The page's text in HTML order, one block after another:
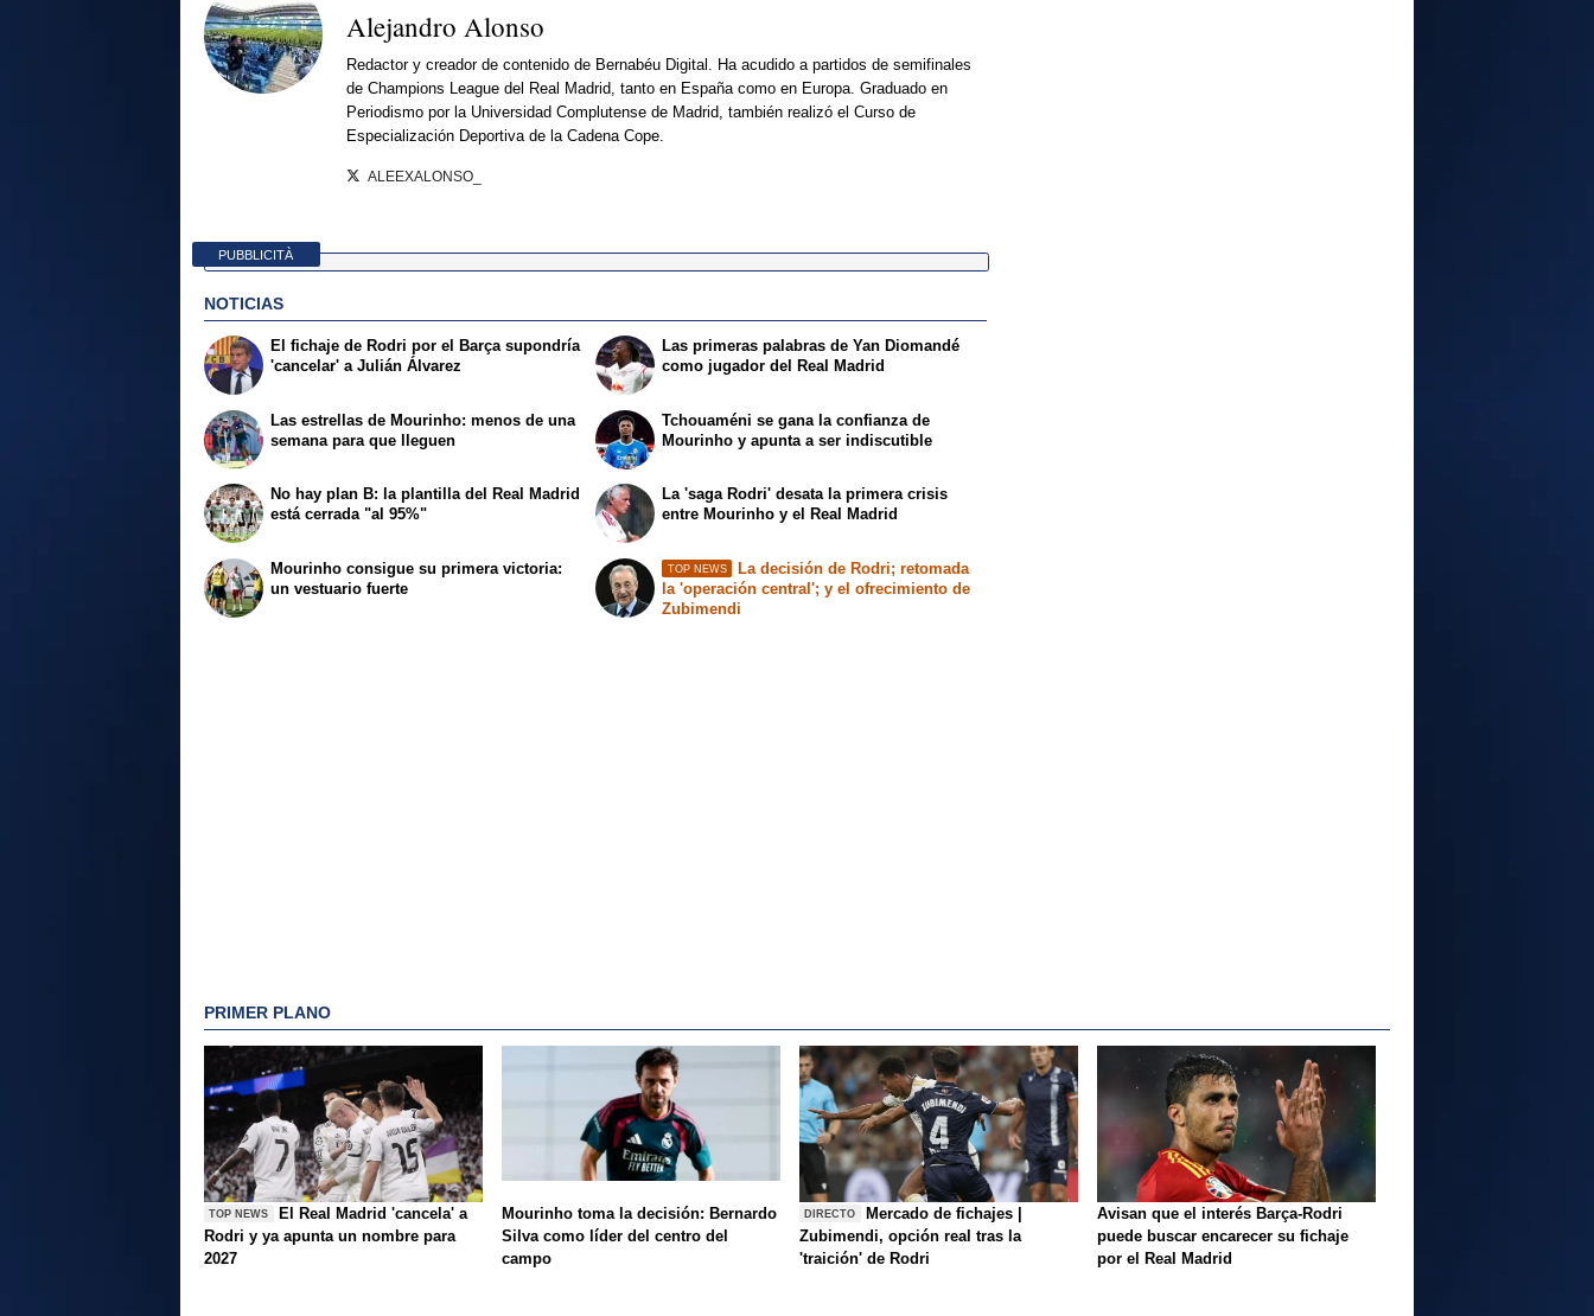
Alejandro Alonso
Redactor y creador de contenido de Bernabéu Digital. Ha acudido a partidos de semifinales
de Champions League del Real Madrid, tanto en España como en Europa. Graduado en
Periodismo por la Universidad Complutense de Madrid, también realizó el Curso de
Especialización Deportiva de la Cadena Cope.
ALEEXALONSO_
PUBBLICITÀ
NOTICIAS
El fichaje de Rodri por el Barça supondría
'cancelar' a Julián Álvarez
Las estrellas de Mourinho: menos de una
semana para que lleguen
Las primeras palabras de Yan Diomandé
como jugador del Real Madrid
Tchouaméni se gana la confianza de
Mourinho y apunta a ser indiscutible
No hay plan B: la plantilla del Real Madrid
está cerrada "al 95%"
Mourinho consigue su primera victoria:
un vestuario fuerte
La 'saga Rodri' desata la primera crisis
entre Mourinho y el Real Madrid
TOP NEWS
La decisión de Rodri; retomada
la 'operación central'; y el ofrecimiento de
Zubimendi
PRIMER PLANO
TOP NEWS
El Real Madrid 'cancela' a
Rodri y ya apunta un nombre para
2027
Mourinho toma la decisión: Bernardo
Silva como líder del centro del
campo
DIRECTO
Mercado de fichajes |
Zubimendi, opción real tras la
'traición' de Rodri
Avisan que el interés Barça-Rodri
puede buscar encarecer su fichaje
por el Real Madrid